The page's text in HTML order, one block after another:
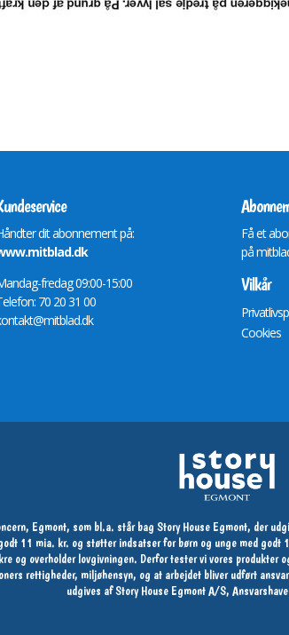
dit abonnement på:
fredag 09:00-15:00
70 20 31 00
Få et
på
Vilkår
Cookies
Egmont, som bl.a. står bag Story House Egmont, der
11 mia. kr. og støtter indsatser for børn og unge med
og overholder lovgivningen. Derfor tester vi vores
rettigheder, miljøhensyn, og at arbejdet bliver udført
udgives af Story House Egmont A/S,